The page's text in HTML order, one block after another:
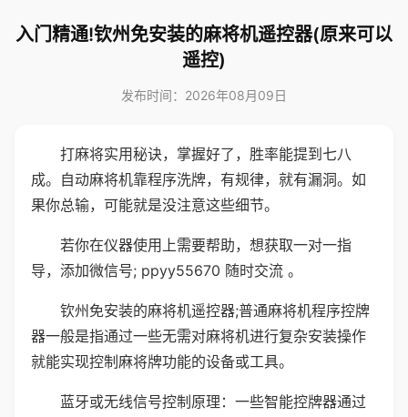
入门精通!钦州免安装的麻将机遥控器(原来可以
遥控)
发布时间：2026年08月09日
打麻将实用秘诀，掌握好了，胜率能提到七八
成。自动麻将机靠程序洗牌，有规律，就有漏洞。如
果你总输，可能就是没注意这些细节。
若你在仪器使用上需要帮助，想获取一对一指
导，添加微信号; ppyy55670 随时交流 。
钦州免安装的麻将机遥控器;普通麻将机程序控牌
器一般是指通过一些无需对麻将机进行复杂安装操作
就能实现控制麻将牌功能的设备或工具。
蓝牙或无线信号控制原理：一些智能控牌器通过